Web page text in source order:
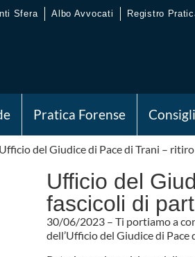
Sfera Albo Avvocati Registro
Pratica Forense
Ufficio del Giudice di Pace di Trani –
Ufficio del
fascicoli di
30/06/2023 – Ti portiamo a
dell’Ufficio del Giudice di